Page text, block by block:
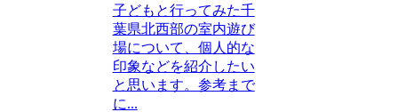
子どもと行ってみた千
葉県北西部の室内遊び
場について、個人的な
印象などを紹介したい
と思います。参考まで
に...